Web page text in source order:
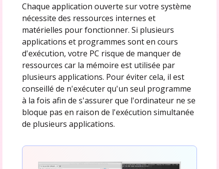
Chaque application ouverte sur votre système
nécessite des ressources internes et
matérielles pour fonctionner. Si plusieurs
applications et programmes sont en cours
d'exécution, votre PC risque de manquer de
ressources car la mémoire est utilisée par
plusieurs applications. Pour éviter cela, il est
conseillé de n'exécuter qu'un seul programme
à la fois afin de s'assurer que l'ordinateur ne se
bloque pas en raison de l'exécution simultanée
de plusieurs applications.